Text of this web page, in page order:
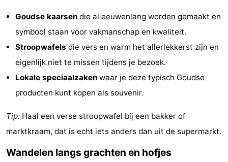
Haag
Rotterdam
-
Schouwen-
Brouwershaven
-
Bruinisse
-
Goudse kaarsen die al eeuwenlang worden gemaakt en
symbool staan voor vakmanschap en kwaliteit.
Stroopwafels die vers en warm het allerlekkerst zijn en
eigenlijk niet te missen tijdens je bezoek.
Lokale speciaalzaken waar je deze typisch Goudse
producten kunt kopen als souvenir.
Tip: Haal een verse stroopwafel bij een bakker of
marktkraam, dat is echt iets anders dan uit de supermarkt.
Wandelen langs grachten en hofjes